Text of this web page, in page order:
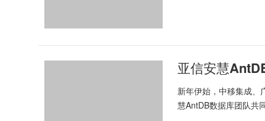
亚信安慧
新年伊始，中移集成、
慧AntDB数据库团队共